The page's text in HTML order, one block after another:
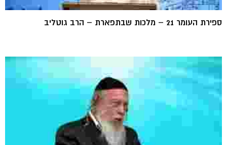
ספירת העומר 21 – מלכות שבתפארת – הרב גוטליב